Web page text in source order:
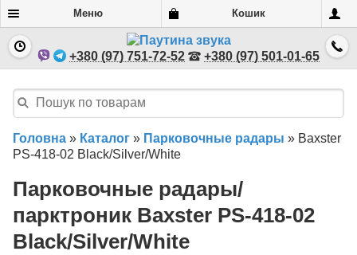
Меню Кошик
+380 (97) 751-72-52 +380 (97) 501-01-65
Головна » Каталог » Парковочные радары » Baxster
PS-418-02 Black/Silver/White
Парковочные радары/
парктроник Baxster PS-418-02
Black/Silver/White